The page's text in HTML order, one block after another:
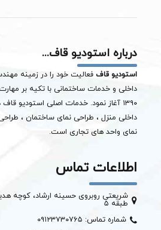
درباره استودیو قاف...
استودیو قاف فعالیت خود را در زمینه
داخلی و خدمات ساختمانی با تکیه بر
۱۳۹۰ آغاز نمود. خدمات اصلی استودیو
داخلی منزل ، طراحی نمای ساختمان ،
نمای واحد های تجاری است.
اطلاعات تماس
طبقه ۵
شماره تماس: ۰۹۱۲۳۷۳۰۷۶۵